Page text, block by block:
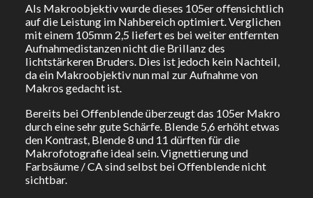
Als Makroobjektiv wurde dieses 105er offensichtlich
auf die Leistung im Nahbereich optimiert. Verglichen
mit einem 105mm 2,5 liefert es bei weiter entfernten
Aufnahmedistanzen nicht die Brillanz des
lichtstärkeren Bruders. Dies ist jedoch kein Nachteil,
da ein Makroobjektiv nun mal zur Aufnahme von
Makros gedacht ist.
Bereits bei Offenblende überzeugt das 105er Makro
durch eine sehr gute Schärfe. Blende 5,6 erhöht etwas
den Kontrast, Blende 8 und 11 dürften für die
Makrofotografie ideal sein. Vignettierung und
Farbsäume / CA sind selbst bei Offenblende nicht
sichtbar.